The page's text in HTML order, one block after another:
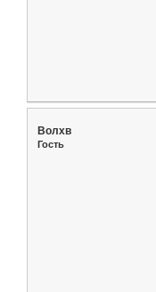
Волхв
Гость